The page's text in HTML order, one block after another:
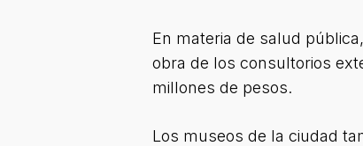
En materia de salud
obra de los consultorios
millones de pesos.
Los museos de la ciudad